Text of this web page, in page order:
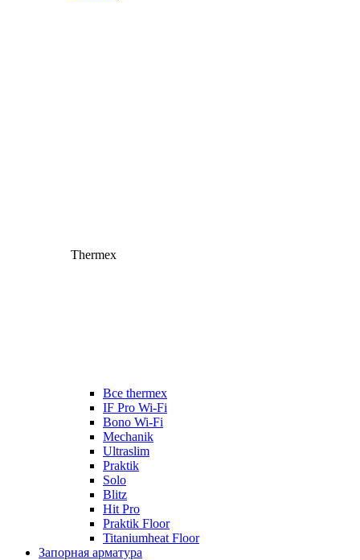
Thermex
Все thermex
IF Pro Wi-Fi
Bono Wi-Fi
Mechanik
Ultraslim
Praktik
Solo
Blitz
Hit Pro
Praktik Floor
Titaniumheat Floor
Запорная арматура